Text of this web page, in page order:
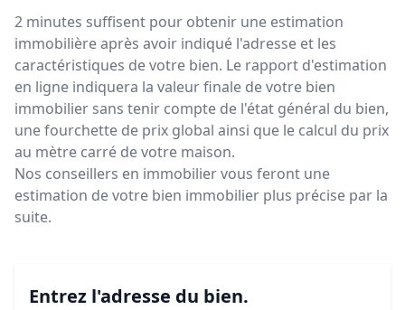
2 minutes suffisent pour obtenir une estimation
immobilière après avoir indiqué l'adresse et les
caractéristiques de votre bien. Le rapport d'estimation
en ligne indiquera la valeur finale de votre bien
immobilier sans tenir compte de l'état général du bien,
une fourchette de prix global ainsi que le calcul du prix
au mètre carré de votre maison.
Nos conseillers en immobilier vous feront une
estimation de votre bien immobilier plus précise par la
suite.
Entrez l'adresse du bien.